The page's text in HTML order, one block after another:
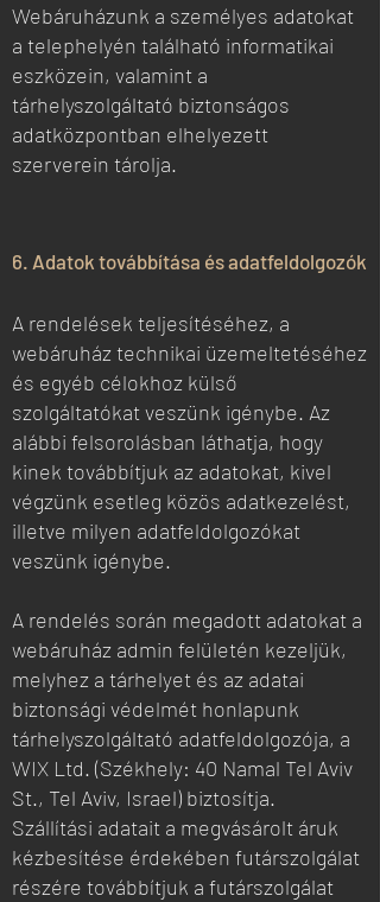
Webáruházunk a személyes adatokat
a telephelyén található informatikai
eszközein, valamint a
tárhelyszolgáltató biztonságos
adatközpontban elhelyezett
szerverein tárolja.
6. Adatok továbbítása és adatfeldolgozók
A rendelések teljesítéséhez, a
webáruház technikai üzemeltetéséhez
és egyéb célokhoz külső
szolgáltatókat veszünk igénybe. Az
alábbi felsorolásban láthatja, hogy
kinek továbbítjuk az adatokat, kivel
végzünk esetleg közös adatkezelést,
illetve milyen adatfeldolgozókat
veszünk igénybe.
A rendelés során megadott adatokat a
webáruház admin felületén kezeljük,
melyhez a tárhelyet és az adatai
biztonsági védelmét honlapunk
tárhelyszolgáltató adatfeldolgozója, a
WIX Ltd. (Székhely: 40 Namal Tel Aviv
St., Tel Aviv, Israel) biztosítja.
Szállítási adatait a megvásárolt áruk
kézbesítése érdekében futárszolgálat
részére továbbítjuk a futárszolgálat